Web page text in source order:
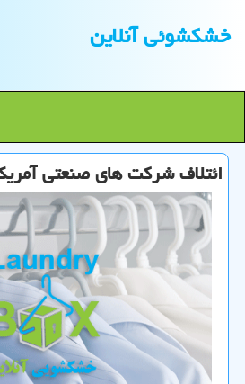
خشكشوئی آنلاین
ائتلاف شركت های صنعتی